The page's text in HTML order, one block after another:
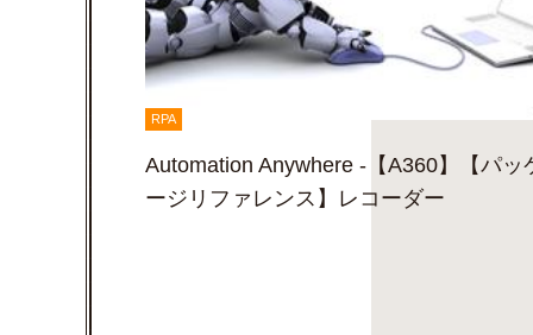
RPA
Automation Anywhere -【A360】【パッ
ージリファレンス】レコーダー